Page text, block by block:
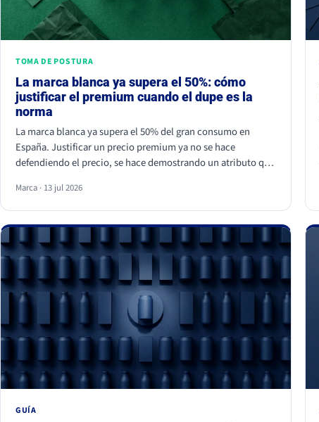
TOMA DE POSTURA
La marca blanca ya supera el 50%: cómo
justificar el premium cuando el dupe es la
norma
La marca blanca ya supera el 50% del gran consumo en
España. Justificar un precio premium ya no se hace
defendiendo el precio, se hace demostrando un atributo que
céntimos, la marca de distribuidor siempre va a ganar.
Marca · 13 jul 2026
GUÍA